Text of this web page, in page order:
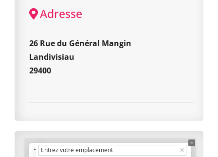
Adresse
26 Rue du Général Mangin
Landivisiau
29400
+